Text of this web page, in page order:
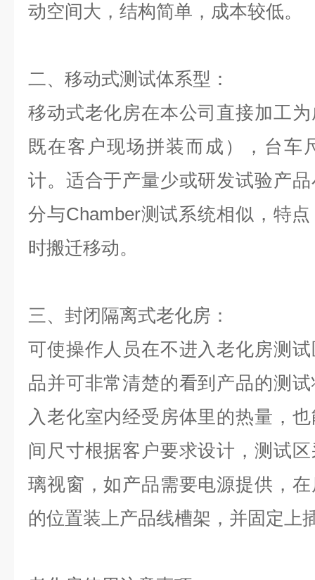
动空间大，结构简单，成本较低。
二、移动式测试体系型：
移动式老化房在本公司直接加工
既在客户现场拼装而成），台车
计。适合于产量少或研发试验产
分与Chamber测试系统相似，特
时搬迁移动。
三、封闭隔离式老化房：
可使操作人员在不进入老化房测
品并可非常清楚的看到产品的测
入老化室内经受房体里的热量，
间尺寸根据客户要求设计，测试
璃视窗，如产品需要电源提供，
的位置装上产品线槽架，并固定上